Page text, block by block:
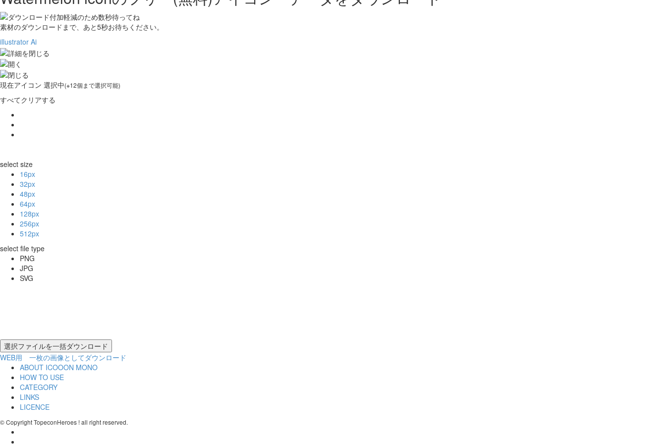
素材のダウンロードまで、あと5秒お待ちください。
illustrator Ai
現在アイコン 選択中(※12個まで選択可能)
すべてクリアする
select size
16px
32px
48px
64px
128px
256px
512px
select file type
PNG
JPG
SVG
WEB用 一枚の画像としてダウンロード
ABOUT ICOOON MONO
HOW TO USE
CATEGORY
LINKS
LICENCE
© Copyright TopeconHeroes ! all right reserved.